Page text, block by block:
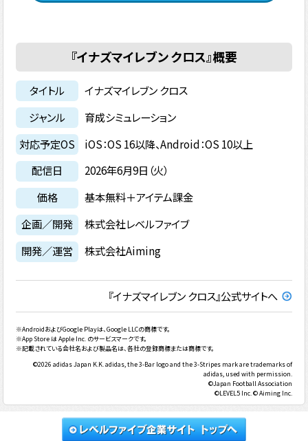
『イナズマイレブン クロス』概要
タイトル
イナズマイレブン クロス
ジャンル
育成シミュレーション
対応予定OS
iOS：OS 16以降、Android：OS 10以上
配信日
2026年6月9日（火）
価格
基本無料＋アイテム課金
企画／開発
株式会社レベルファイブ
開発／運営
株式会社Aiming
『イナズマイレブン クロス』公式サイトへ
※AndroidおよびGoogle Playは、Google LLCの商標です。
※App Store は Apple Inc. のサービスマークです。
※記載されている会社名および製品名は、各社の登録商標または商標です。
©2026 adidas Japan K.K. adidas, the 3-Bar logo and the 3-Stripes mark are trademarks of
adidas, used with permission.
©Japan Football Association
©LEVEL5 Inc. © Aiming Inc.